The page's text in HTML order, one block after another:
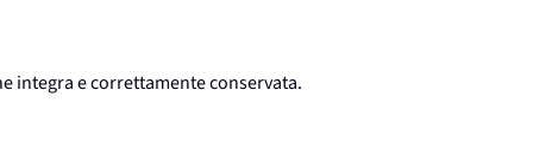
integra e correttamente conservata.